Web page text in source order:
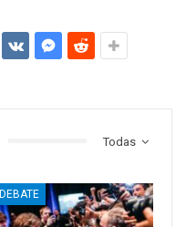
Todas
DEBATE